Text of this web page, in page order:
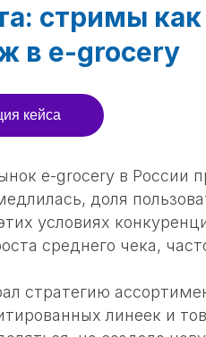
стримы
в e-grocery
e-grocery в России
доля
условиях
среднего чека,
стратегию
линеек и
кейса